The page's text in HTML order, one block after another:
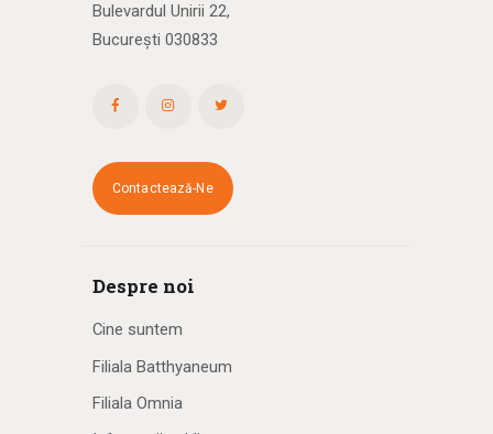
Bulevardul Unirii 22,
București 030833
Contactează-Ne
Despre noi
Cine suntem
Filiala Batthyaneum
Filiala Omnia